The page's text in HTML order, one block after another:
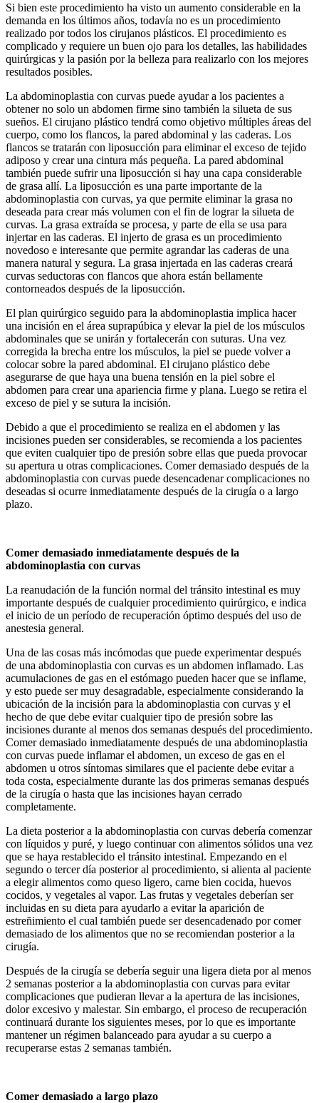
Si bien este procedimiento ha visto un aumento considerable en la
demanda en los últimos años, todavía no es un procedimiento
realizado por todos los cirujanos plásticos. El procedimiento es
complicado y requiere un buen ojo para los detalles, las habilidades
quirúrgicas y la pasión por la belleza para realizarlo con los mejores
resultados posibles.
La abdominoplastia con curvas puede ayudar a los pacientes a
obtener no solo un abdomen firme sino también la silueta de sus
sueños. El cirujano plástico tendrá como objetivo múltiples áreas del
cuerpo, como los flancos, la pared abdominal y las caderas. Los
flancos se tratarán con liposucción para eliminar el exceso de tejido
adiposo y crear una cintura más pequeña. La pared abdominal
también puede sufrir una liposucción si hay una capa considerable
de grasa allí. La liposucción es una parte importante de la
abdominoplastia con curvas, ya que permite eliminar la grasa no
deseada para crear más volumen con el fin de lograr la silueta de
curvas. La grasa extraída se procesa, y parte de ella se usa para
injertar en las caderas. El injerto de grasa es un procedimiento
novedoso e interesante que permite agrandar las caderas de una
manera natural y segura. La grasa injertada en las caderas creará
curvas seductoras con flancos que ahora están bellamente
contorneados después de la liposucción.
El plan quirúrgico seguido para la abdominoplastia implica hacer
una incisión en el área suprapúbica y elevar la piel de los músculos
abdominales que se unirán y fortalecerán con suturas. Una vez
corregida la brecha entre los músculos, la piel se puede volver a
colocar sobre la pared abdominal. El cirujano plástico debe
asegurarse de que haya una buena tensión en la piel sobre el
abdomen para crear una apariencia firme y plana. Luego se retira el
exceso de piel y se sutura la incisión.
Debido a que el procedimiento se realiza en el abdomen y las
incisiones pueden ser considerables, se recomienda a los pacientes
que eviten cualquier tipo de presión sobre ellas que pueda provocar
su apertura u otras complicaciones. Comer demasiado después de la
abdominoplastia con curvas puede desencadenar complicaciones no
deseadas si ocurre inmediatamente después de la cirugía o a largo
plazo.
Comer demasiado inmediatamente después de la
abdominoplastia con curvas
La reanudación de la función normal del tránsito intestinal es muy
importante después de cualquier procedimiento quirúrgico, e indica
el inicio de un período de recuperación óptimo después del uso de
anestesia general.
Una de las cosas más incómodas que puede experimentar después
de una abdominoplastia con curvas es un abdomen inflamado. Las
acumulaciones de gas en el estómago pueden hacer que se inflame,
y esto puede ser muy desagradable, especialmente considerando la
ubicación de la incisión para la abdominoplastia con curvas y el
hecho de que debe evitar cualquier tipo de presión sobre las
incisiones durante al menos dos semanas después del procedimiento.
Comer demasiado inmediatamente después de una abdominoplastia
con curvas puede inflamar el abdomen, un exceso de gas en el
abdomen u otros síntomas similares que el paciente debe evitar a
toda costa, especialmente durante las dos primeras semanas después
de la cirugía o hasta que las incisiones hayan cerrado
completamente.
La dieta posterior a la abdominoplastia con curvas debería comenzar
con líquidos y puré, y luego continuar con alimentos sólidos una vez
que se haya restablecido el tránsito intestinal. Empezando en el
segundo o tercer día posterior al procedimiento, si alienta al paciente
a elegir alimentos como queso ligero, carne bien cocida, huevos
cocidos, y vegetales al vapor. Las frutas y vegetales deberían ser
incluidas en su dieta para ayudarlo a evitar la aparición de
estreñimiento el cual también puede ser desencadenado por comer
demasiado de los alimentos que no se recomiendan posterior a la
cirugía.
Después de la cirugía se debería seguir una ligera dieta por al menos
2 semanas posterior a la abdominoplastia con curvas para evitar
complicaciones que pudieran llevar a la apertura de las incisiones,
dolor excesivo y malestar. Sin embargo, el proceso de recuperación
continuará durante los siguientes meses, por lo que es importante
mantener un régimen balanceado para ayudar a su cuerpo a
recuperarse estas 2 semanas también.
Comer demasiado a largo plazo